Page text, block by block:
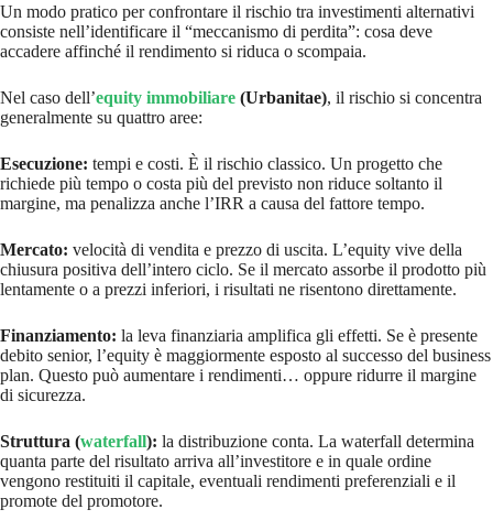
Un modo pratico per confrontare il rischio tra investimenti alternativi
consiste nell’identificare il “meccanismo di perdita”: cosa deve
accadere affinché il rendimento si riduca o scompaia.
Nel caso dell’equity immobiliare (Urbanitae), il rischio si concentra
generalmente su quattro aree:
Esecuzione: tempi e costi. È il rischio classico. Un progetto che
richiede più tempo o costa più del previsto non riduce soltanto il
margine, ma penalizza anche l’IRR a causa del fattore tempo.
Mercato: velocità di vendita e prezzo di uscita. L’equity vive della
chiusura positiva dell’intero ciclo. Se il mercato assorbe il prodotto più
lentamente o a prezzi inferiori, i risultati ne risentono direttamente.
Finanziamento: la leva finanziaria amplifica gli effetti. Se è presente
debito senior, l’equity è maggiormente esposto al successo del business
plan. Questo può aumentare i rendimenti… oppure ridurre il margine
di sicurezza.
Struttura (waterfall): la distribuzione conta. La waterfall determina
quanta parte del risultato arriva all’investitore e in quale ordine
vengono restituiti il capitale, eventuali rendimenti preferenziali e il
promote del promotore.